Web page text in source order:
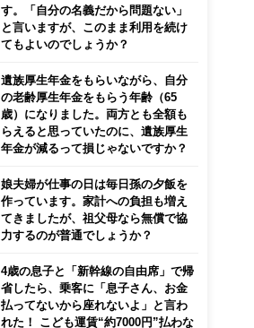
す。「自分の名義だから問題ない」
と言いますが、このまま利用を続け
てもよいのでしょうか？
遺族厚生年金をもらいながら、自分
の老齢厚生年金をもらう年齢（65
歳）になりました。両方とも全額も
らえると思っていたのに、遺族厚生
年金が減るって損じゃないですか？
娘夫婦が仕事の日は毎日孫の夕飯を
作っています。家計への負担も増え
てきましたが、祖父母なら無償で協
力するのが普通でしょうか？
4歳の息子と「新幹線の自由席」で帰
省したら、乗客に「息子さん、お金
払ってないから座れないよ」と言わ
れた！ こども運賃“約7000円”払わな